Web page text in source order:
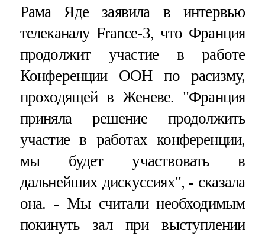
Рама Яде заявила в интервью
телеканалу France-3, что Франция
продолжит участие в работе
Конференции ООН по расизму,
проходящей в Женеве. "Франция
приняла решение продолжить
участие в работах конференции,
мы будет участвовать в
дальнейших дискуссиях", - сказала
она. - Мы считали необходимым
покинуть зал при выступлении